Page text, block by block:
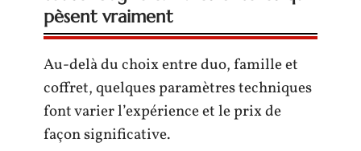
pèsent vraiment
Au-delà du choix entre duo, famille et
coffret, quelques paramètres techniques
font varier l’expérience et le prix de
façon significative.